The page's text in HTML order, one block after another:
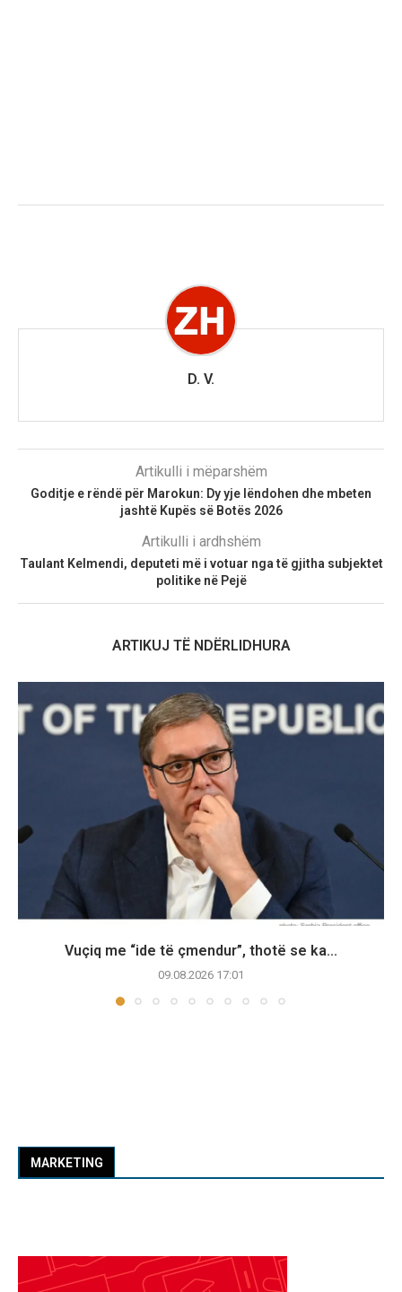
D. V.
Artikulli i mëparshëm
Goditje e rëndë për Marokun: Dy yje lëndohen dhe mbeten
jashtë Kupës së Botës 2026
Artikulli i ardhshëm
Taulant Kelmendi, deputeti më i votuar nga të gjitha subjektet
politike në Pejë
ARTIKUJ TË NDËRLIDHURA
Vuçiq me “ide të çmendur”, thotë se ka...
09.08.2026 17:01
MARKETING